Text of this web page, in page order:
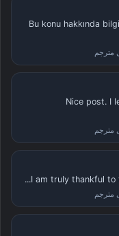
Bu konu hakkında
Nice post. I
I am truly thankful to